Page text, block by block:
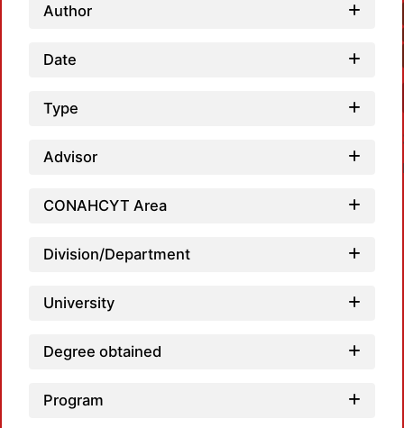
Author
Date
Type
Advisor
CONAHCYT Area
Division/Department
University
Degree obtained
Program